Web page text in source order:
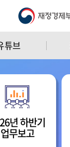
튜브
년 하반기
업무보고